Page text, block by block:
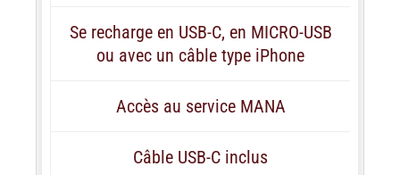
Se recharge en USB-C, en MICRO-USB
ou avec un câble type iPhone
Accès au service MANA
Câble USB-C inclus